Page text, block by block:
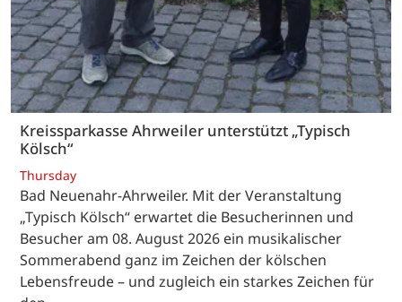
Kreissparkasse Ahrweiler unterstützt „Typisch
Kölsch“
Thursday
Bad Neuenahr-Ahrweiler. Mit der Veranstaltung
„Typisch Kölsch“ erwartet die Besucherinnen und
Besucher am 08. August 2026 ein musikalischer
Sommerabend ganz im Zeichen der kölschen
Lebensfreude – und zugleich ein starkes Zeichen für